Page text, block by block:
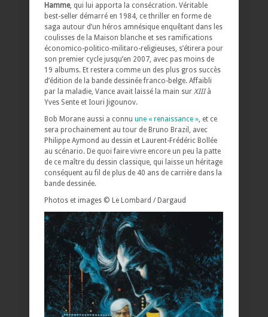
Hamme, qui lui apporta la consécration. Véritable
best-seller démarré en 1984, ce thriller en forme de
saga autour d’un héros amnésique enquêtant dans les
coulisses de la Maison blanche et ses ramifications
économico-politico-militaro-religieuses, s’étirera pour
son premier cycle jusqu’en 2007, avec pas moins de
19 albums. Et restera comme un des plus gros succès
d’édition de la bande dessinée franco-belge. Affaibli
par la maladie, Vance avait laissé la main sur XIIIà
Yves Sente et Iouri Jigounov.
Bob Morane aussi a connu une « renaissance » , et ce
sera prochainement au tour de Bruno Brazil, avec
Philippe Aymond au dessin et Laurent-Frédéric Bollée
au scénario. De quoi faire vivre encore un peu la patte
de ce maître du dessin classique, qui laisse un héritage
conséquent au fil de plus de 40 ans de carrière dans la
bande dessinée.
Photos et images © Le Lombard / Dargaud